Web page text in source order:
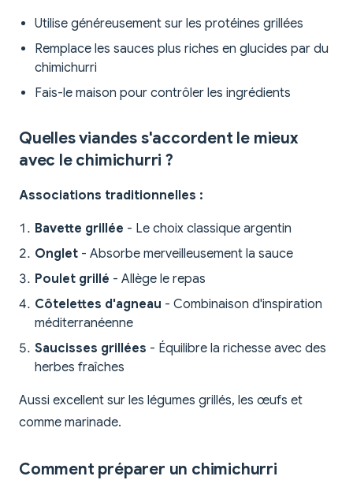
Utilise généreusement sur les protéines grillées
Remplace les sauces plus riches en glucides par du
chimichurri
Fais-le maison pour contrôler les ingrédients
Quelles viandes s'accordent le mieux
avec le chimichurri ?
Associations traditionnelles :
Bavette grillée - Le choix classique argentin
Onglet - Absorbe merveilleusement la sauce
Poulet grillé - Allège le repas
Côtelettes d'agneau - Combinaison d'inspiration
méditerranéenne
Saucisses grillées - Équilibre la richesse avec des
herbes fraîches
Aussi excellent sur les légumes grillés, les œufs et
comme marinade.
Comment préparer un chimichurri